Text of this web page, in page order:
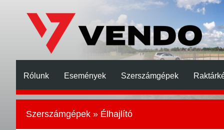
Rólunk Események Szerszámgépek
Szerszámgépek » Élhajlító